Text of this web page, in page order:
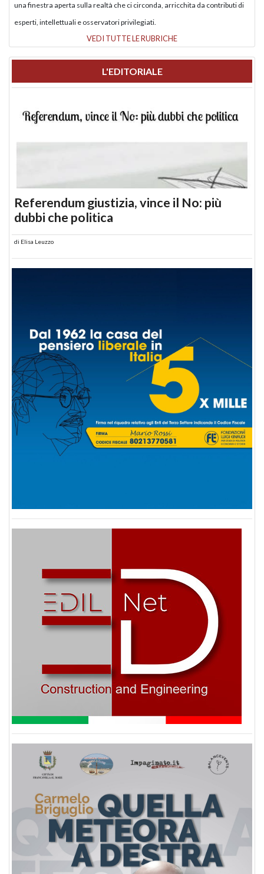
una finestra aperta sulla realtà che ci circonda, arricchita da contributi di
esperti, intellettuali e osservatori privilegiati.
VEDI TUTTE LE RUBRICHE
L'EDITORIALE
Referendum giustizia, vince il No: più
dubbi che politica
di Elisa Leuzzo